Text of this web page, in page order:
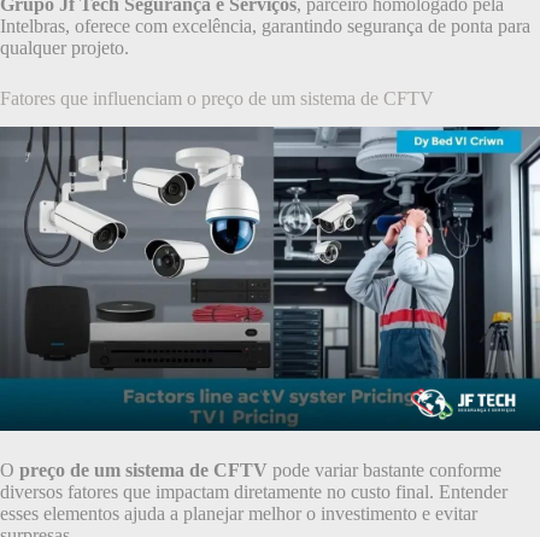
Intelbras, oferece com excelência, garantindo segurança de ponta para
qualquer projeto.
Fatores que influenciam o preço de um sistema de CFTV
O preço de um sistema de CFTV pode variar bastante conforme
diversos fatores que impactam diretamente no custo final. Entender
esses elementos ajuda a planejar melhor o investimento e evitar